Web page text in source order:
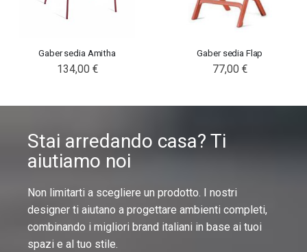
Gaber sedia Amitha
134,00 €
Gaber sedia Flap
77,00 €
Stai arredando casa? Ti
aiutiamo noi
Non limitarti a scegliere un prodotto. I nostri
designer ti aiutano a progettare ambienti completi,
combinando i migliori brand italiani in base ai tuoi
spazi e al tuo stile.